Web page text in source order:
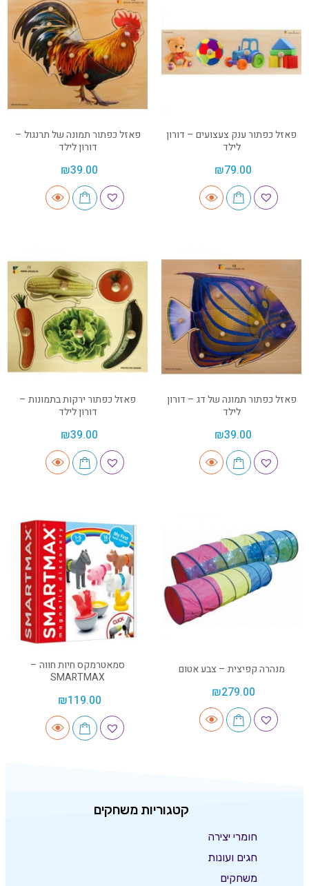
פאזל כפתור ענק צעצועים – דורון
לילד
₪79.00
פאזל כפתור תמונה של תרנגול –
דורון לילד
₪39.00
פאזל כפתור תמונה של דג – דורון
לילד
₪39.00
פאזל כפתור ירקות בתמונות –
דורון לילד
₪39.00
מנהרה קפיצית – צבע אטום
₪279.00
סמאטרמקס חיות חווה –
SMARTMAX
₪119.00
קטגוריות משחקים
חומרי יצירה
חגים ועונות
משחקים